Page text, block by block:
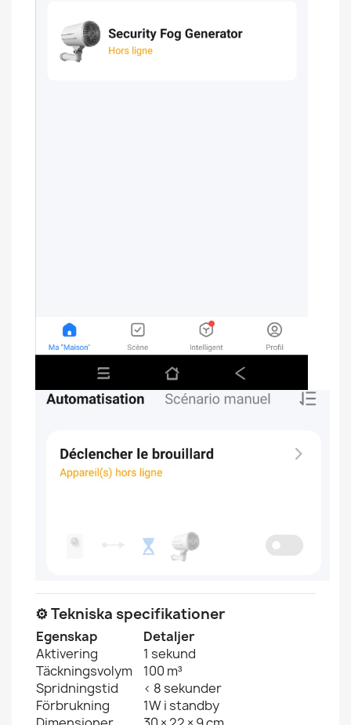
⚙️ Tekniska specifikationer
Egenskap
Detaljer
Aktivering
1 sekund
Täckningsvolym
100 m³
Spridningstid
< 8 sekunder
Förbrukning
1W i standby